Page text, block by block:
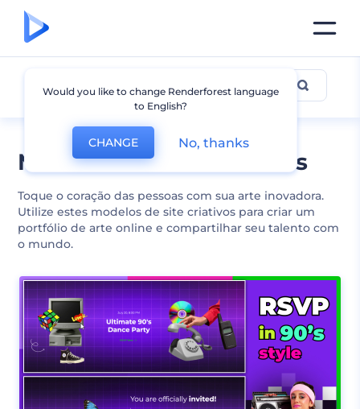
Modelos de site criativos
Toque o coração das pessoas com sua arte inovadora.
Utilize estes modelos de site criativos para criar um
portfólio de arte online e compartilhar seu talento com
o mundo.
Criativo
Would you like to change Renderforest language
to English?
CHANGE No, thanks